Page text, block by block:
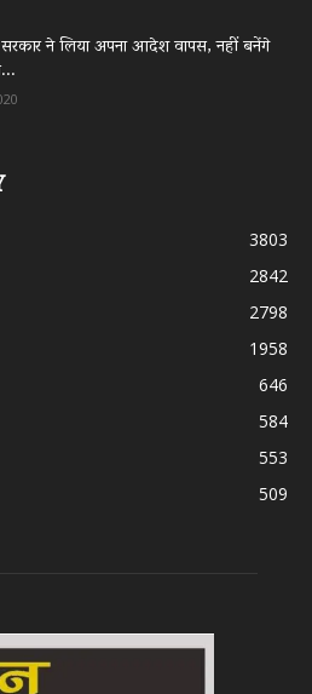
ने लिया अपना आदेश वापस, नहीं बनेंगे
3803
2842
2798
1958
646
584
553
509